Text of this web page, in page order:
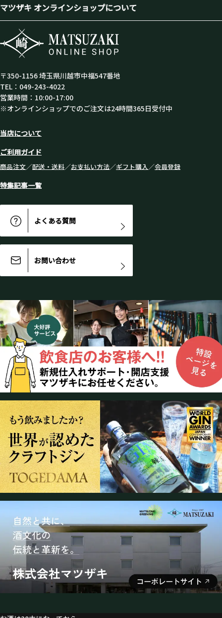
マツザキ オンラインショップについて
〒350-1156 埼玉県川越市中福547番地
TEL：049-243-4022
営業時間：10:00-17:00
※オンラインショップでのご注文は24時間365日受付中
当店について
ご利用ガイド
商品注文／配送・送料／お支払い方法／ギフト購入 ／会員登録
特集記事一覧
よくある質問
お問い合わせ